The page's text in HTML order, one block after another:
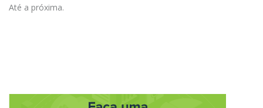
Até a próxima.